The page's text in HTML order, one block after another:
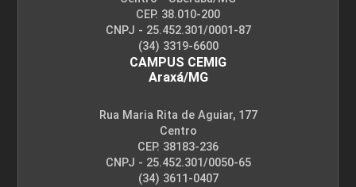
CEP. 38.010-200
CNPJ - 25.452.301/0001-87
(34) 3319-6600
CAMPUS CEMIG
Araxá/MG
Rua Maria Rita de Aguiar, 177
Centro
CEP. 38183-236
CNPJ - 25.452.301/0050-65
(34) 3611-0407